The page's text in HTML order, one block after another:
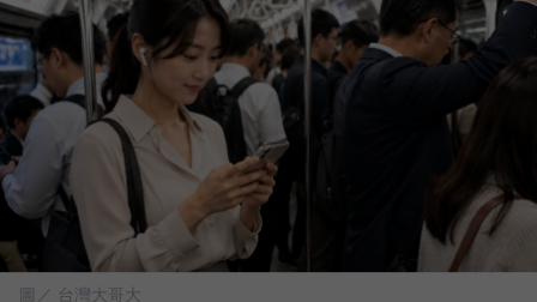
圖／ 台灣大哥大